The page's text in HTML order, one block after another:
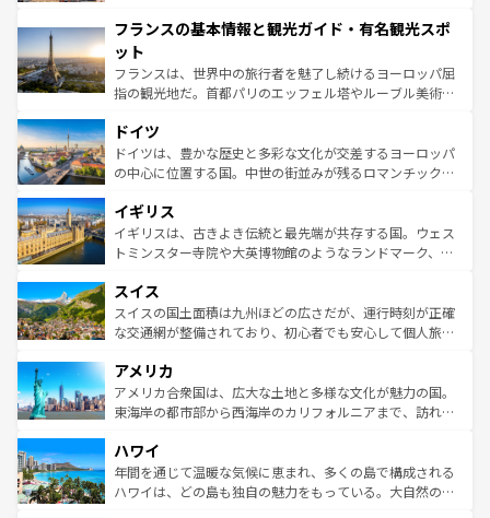
ませてくれるイタリアで、忘れられない旅をしてみよう！
なお、新着のイタリア情報は
しい。
文化が根付くこの国では、情熱的なフラメンコ、熱気あふ
れる闘牛、そして美味しいタパスが生活の一部となってい
る。首都マドリードの洗練された雰囲気や、バルセロナの
アートに溢れた街角から、地方では古代ローマ遺跡や中世
せる。地方によって風土や気候が異なるスペインはその個
性で訪れる人を魅了する。 なお、新着のスペイン情報は コ
ンテンツ一覧を参照してほしい。
フランスの基本情報と観光ガイド・有名観光スポ
ット
フランスは、世界中の旅行者を魅了し続けるヨーロッパ屈
指の観光地だ。首都パリのエッフェル塔やルーブル美術館
で、幅広い魅力が詰まっている。華麗な宮殿、歴史的な大
聖堂、美しいビーチ、そして豊かな自然が、訪れる者を心
から魅了する。また、フランスは美食の国としても知ら
いる。シャンパンの発祥地であるランス、プロヴァンスの
香り高いラベンダー畑など、多彩な楽しみ方が可能だ。さ
らに、パリ以外の地域にも魅力が溢れており、どの街角に
れる地方に足を運ぶとそれぞれで全く異なる文化を体験で
きるだろう。 なお、新着のフランス情報はコンテンツ一覧
を参照してほしい。
ドイツ
ドイツは、豊かな歴史と多彩な文化が交差するヨーロッパ
の中心に位置する国。中世の街並みが残るロマンチック街
顔を持つこの国は、どこを歩いても飽きることがない。ベ
ルリンの文化的活気、バイエルン州のアルプスの絶景、そ
してライン川沿いのワイン畑といった風景は必見。ビール
は、お酒好きな人にはぜひ体験してほしい。 なお、新着の
ドイツ情報はコンテンツ一覧を参照してほしい。
イギリス
イギリスは、古きよき伝統と最先端が共存する国。ウェス
トミンスター寺院や大英博物館のようなランドマーク、歴
リアごとに異なる魅力がある。また、優雅なアフタヌーン
ティー、ビール好きにはたまらない英国パブ、サッカー観
戦など、本場だからこそできる体験も豊富。イギリスを旅
ンツ一覧を参照してほしい。
スイス
スイスの国土面積は九州ほどの広さだが、運行時刻が正確
な交通網が整備されており、初心者でも安心して個人旅行
の建物がそのまま残る町や、スイスならではのユニークな
博物館もあり、アルプス観光だけでなく町歩きも満喫する
ことができる。国民の所得が高いため物価も高いが、旅行
ば市内交通費無料で観光を楽しむこともできる。 なお、新
着のスイス情報はコンテンツ一覧 を参照してほしい。
アメリカ
アメリカ合衆国は、広大な土地と多様な文化が魅力の国。
東海岸の都市部から西海岸のカリフォルニアまで、訪れる
のような巨大都市は、観光、ショッピング、エンターテイ
ンメントが詰まった刺激的なスポットだ。一方、アメリカ
西部には大自然が広がり、グランドキャニオンやイエロー
ハワイ
年間を通じて温暖な気候に恵まれ、多くの島で構成される
ハワイは、どの島も独自の魅力をもっている。大自然の神